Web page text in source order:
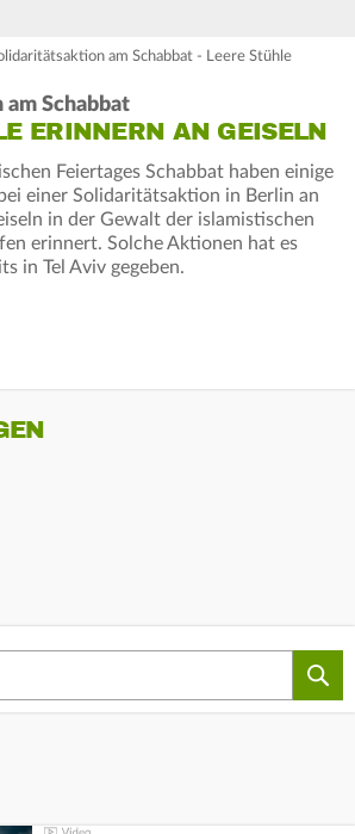
am Schabbat - Leere Stühle
Schabbat
ERINNERN AN GEISELN
Feiertages Schabbat haben einige
einer Solidaritätsaktion in Berlin an
in der Gewalt der islamistischen
erinnert. Solche Aktionen hat es
in Tel Aviv gegeben.